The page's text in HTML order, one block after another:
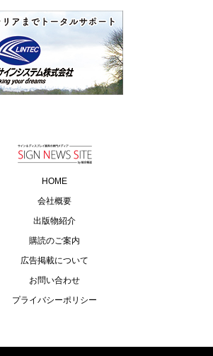
HOME
会社概要
出版物紹介
購読のご案内
広告掲載について
お問い合わせ
プライバシーポリシー